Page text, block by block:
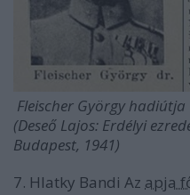
Fleischer György hadiútja
(Deseő Lajos: Erdélyi
Budapest, 1941)
7. Hlatky Bandi Az apja